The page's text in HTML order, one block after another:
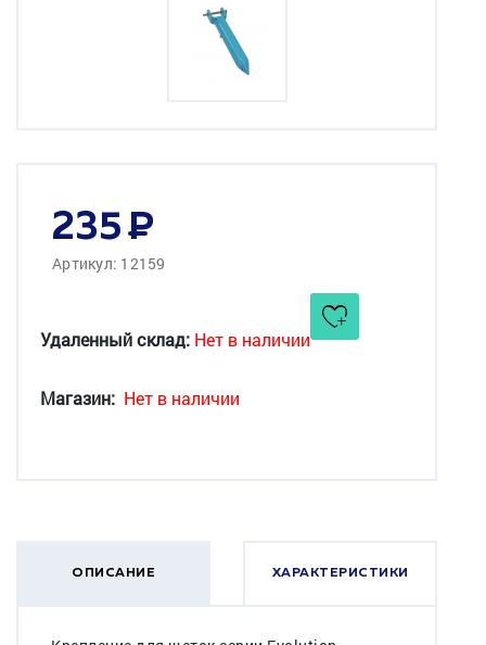
235
Артикул: 12159
Удаленный склад: Нет в наличии
Магазин: Нет в наличии
ОПИСАНИЕ ХАРАКТЕРИСТИКИ